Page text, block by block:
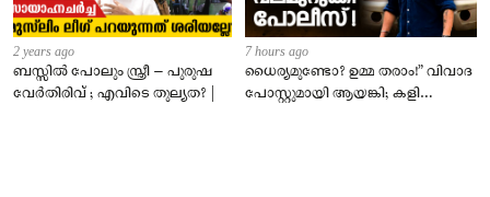
2 years ago
ബസ്സിൽ പോലും സ്ത്രീ – പുരുഷ
വേർതിരിവ് ; എവിടെ തുല്യത? |
7 hours ago
ധൈര്യമുണ്ടോ? ഉമ്മ തരാം!” വിവാദ
പോസ്റ്റുമായി ആയങ്കി; കളി